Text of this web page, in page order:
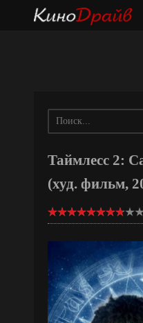
Таймлесс 2:
(худ. фильм,